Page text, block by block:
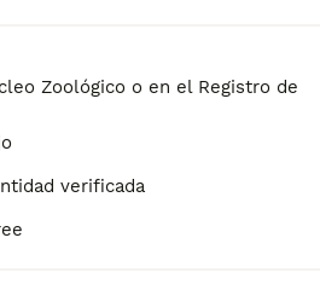
Zoológico o en el Registro de
verificada
carácter de un
por cazadores en
para la caza bajo
levantadores. Son
serviciales, intrépidos,